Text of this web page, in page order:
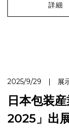
詳細
2025/9/29 | 展
日本包装
2025」出